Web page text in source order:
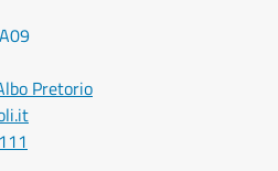
Pretorio